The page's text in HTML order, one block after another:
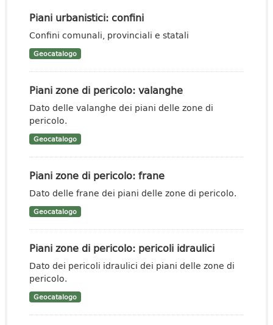
Piani urbanistici: confini
Confini comunali, provinciali e statali
Geocatalogo
Piani zone di pericolo: valanghe
Dato delle valanghe dei piani delle zone di
pericolo.
Geocatalogo
Piani zone di pericolo: frane
Dato delle frane dei piani delle zone di pericolo.
Geocatalogo
Piani zone di pericolo: pericoli idraulici
Dato dei pericoli idraulici dei piani delle zone di
pericolo.
Geocatalogo